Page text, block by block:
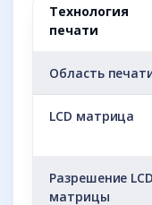
Технология
печати
Область
LCD матрица
Разрешение LCD
матрицы